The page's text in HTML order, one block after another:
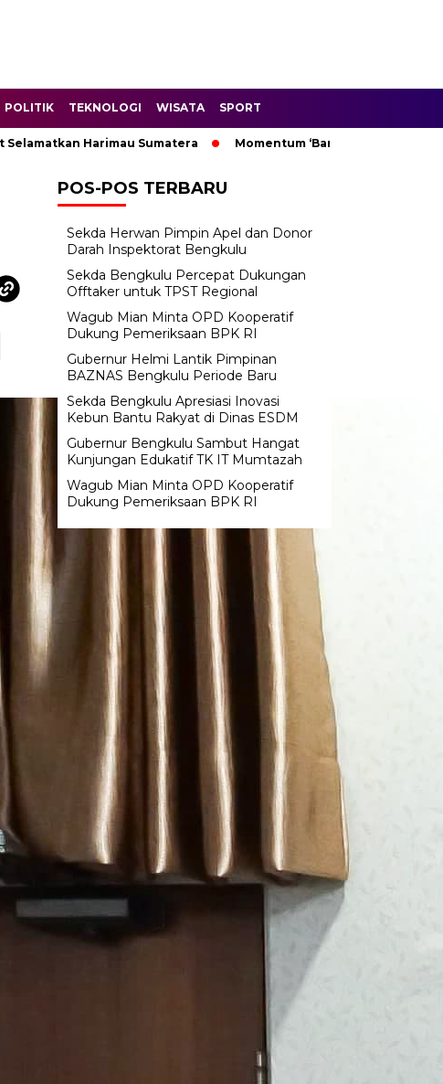
POLITIK TEKNOLOGI WISATA SPORT
Harimau Sumatera Momentum ‘Bantu Rakyat’: Wagub Mian
POS-POS TERBARU
Sekda Herwan Pimpin Apel dan Donor
Darah Inspektorat Bengkulu
Sekda Bengkulu Percepat Dukungan
Offtaker untuk TPST Regional
Wagub Mian Minta OPD Kooperatif
Dukung Pemeriksaan BPK RI
Gubernur Helmi Lantik Pimpinan
BAZNAS Bengkulu Periode Baru
Sekda Bengkulu Apresiasi Inovasi
Kebun Bantu Rakyat di Dinas ESDM
Gubernur Bengkulu Sambut Hangat
Kunjungan Edukatif TK IT Mumtazah
Wagub Mian Minta OPD Kooperatif
Dukung Pemeriksaan BPK RI